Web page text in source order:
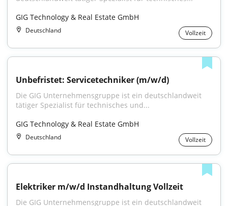
GIG Technology & Real Estate GmbH
Deutschland Vollzeit
Unbefristet: Servicetechniker (m/w/d)
Die GIG Unternehmensgruppe ist ein deutschlandweit
tätiger Spezialist für technisches und...
GIG Technology & Real Estate GmbH
Deutschland Vollzeit
Elektriker m/w/d Instandhaltung Vollzeit
Die GIG Unternehmensgruppe ist ein deutschlandweit